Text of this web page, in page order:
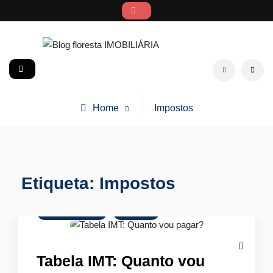
to
Blog floresta IMOBILIÁRIA Search social
Home
Posts
Impostos
Etiqueta: Impostos
Tabela IMT: Quanto vou